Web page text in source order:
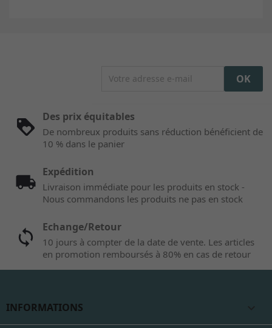
Des prix équitables
De nombreux produits sans réduction bénéficient de
10 % dans le panier
Expédition
Livraison immédiate pour les produits en stock -
Nous commandons les produits ne pas en stock
Echange/Retour
10 jours à compter de la date de vente. Les articles
en promotion remboursés à 80% en cas de retour
INFORMATIONS